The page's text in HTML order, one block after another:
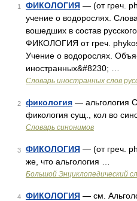
1 ФИКОЛОГИЯ — (от греч.
учение о водорослях.
вошедших в состав
ФИКОЛОГИЯ от греч.
Учение о водорослях.
иностранных&#8230; …
Словарь иностранных слов
2 фикология — альгология
фикология сущ., кол во
Словарь синонимов
3 ФИКОЛОГИЯ — (от греч.
же, что альгология …
Большой Энциклопедический
4 ФИКОЛОГИЯ — см.